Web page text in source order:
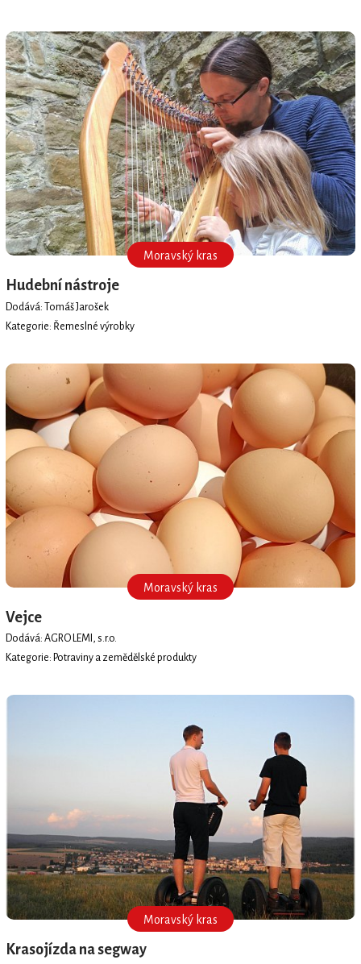
Moravský kras
Hudební nástroje
Dodává: Tomáš Jarošek
Kategorie: Řemeslné výrobky
Moravský kras
Vejce
Dodává: AGRO LEMI, s.r.o.
Kategorie: Potraviny a zemědělské produkty
Moravský kras
Krasojízda na segway